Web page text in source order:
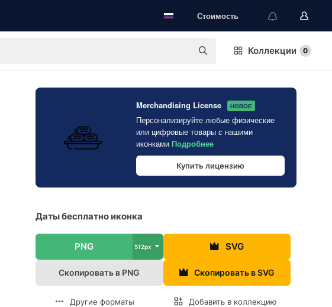
Стоимость
Коллекции 0
Merchandising License НОВОЕ
Персонализируйте любые физические
или цифровые товары с нашими
иконками Подробнее
Купить лицензию
Даты бесплатно иконка
PNG 512px SVG
Скопировать в PNG Скопировать в SVG
Другие форматы Добавить в коллекцию